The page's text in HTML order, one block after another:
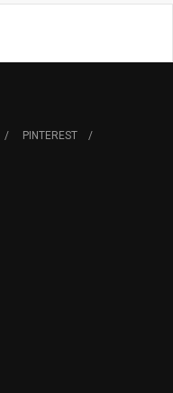
PINTEREST